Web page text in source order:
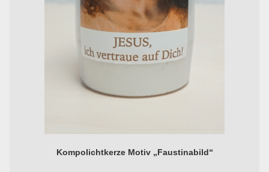
Kompolichtkerze Motiv „Faustinabild“